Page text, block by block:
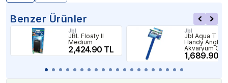
Benzer Ürünler
Jbl
JBL Floaty II
Medium
2,424.90 TL
Jbl
Jbl Aqua T
Handy Angle
Akvaryum
Temizleme
Aparatı
1,689.90